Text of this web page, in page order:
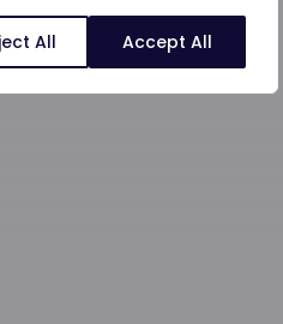
All Accept All